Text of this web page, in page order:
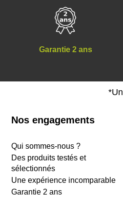
Garantie 2 ans
Nos engagements
Qui sommes-nous ?
Des produits testés et
sélectionnés
Une expérience incomparable
Garantie 2 ans